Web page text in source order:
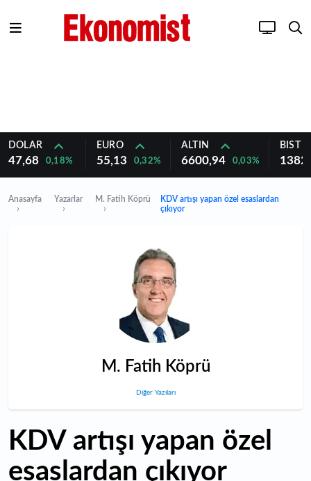
DOLAR
47,68 0,18%
EURO
55,13 0,32%
ALTIN
6600,94 0,03%
BIST
Anasayfa Yazarlar M. Fatih Köprü
KDV artışı yapan özel esaslardan
çıkıyor
M. Fatih Köprü
Diğer Yazıları
KDV artışı yapan özel
esaslardan çıkıyor